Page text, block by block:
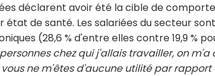
déclarent avoir été la cible de
état de santé. Les salariées du secteur
(28,6 % d'entre elles contre 19,9 %
chez qui j'allais travailler, on m'a
ne m'êtes d'aucune utilité par